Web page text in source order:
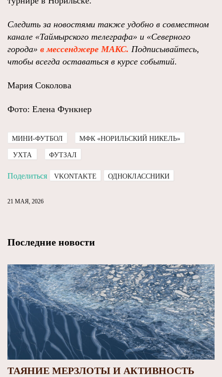
Следить за новостями также удобно в совместном
канале «Таймырского телеграфа» и «Северного
города» в мессенджере МАКС. Подписывайтесь,
чтобы всегда оставаться в курсе событий.
Мария Соколова
Фото: Елена Функнер
МИНИ-ФУТБОЛ МФК «НОРИЛЬСКИЙ НИКЕЛЬ»
УХТА ФУТЗАЛ
Поделиться VKONTAKTE ОДНОКЛАССНИКИ
21 МАЯ, 2026
Последние новости
ТАЯНИЕ МЕРЗЛОТЫ И АКТИВНОСТЬ